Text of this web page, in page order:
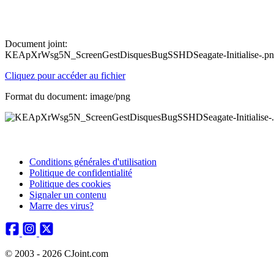
Document joint:
KEApXrWsg5N_ScreenGestDisquesBugSSHDSeagate-Initialise-
Cliquez pour accéder au fichier
Format du document: image/png
Conditions générales d'utilisation
Politique de confidentialité
Politique des cookies
Signaler un contenu
Marre des virus?
© 2003 - 2026 CJoint.com